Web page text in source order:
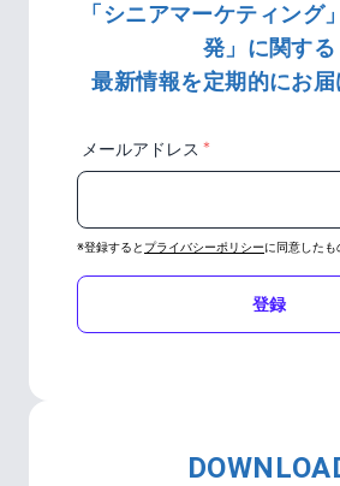
「シニアマーケティング
発」に関する
最新情報を定期的にお届
メールアドレス ＊
※登録すると プライバシーポリシーに同意したも
登録